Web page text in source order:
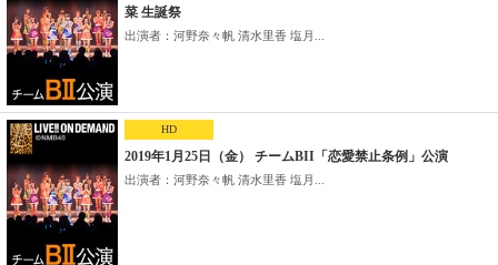
菜 生誕祭
出演者：河野奈々帆 清水里香 塩月...
HD
2019年1月25日（金） チームBII「恋愛禁止条例」公演
出演者：河野奈々帆 清水里香 塩月...